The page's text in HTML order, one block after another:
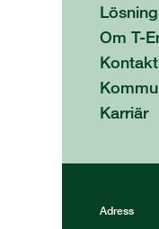
Om T-
Kontakt
Karriär
Adress